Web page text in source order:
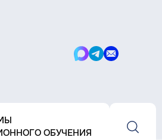
Написать
Написать
Написать
ОБУЧЕНИЯ